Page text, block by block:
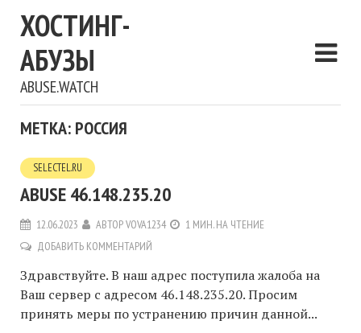
ХОСТИНГ-
АБУЗЫ
ABUSE.WATCH
МЕТКА: РОССИЯ
SELECTEL.RU
ABUSE 46.148.235.20
12.06.2023 АВТОРVOVA1234
1 МИН. НА ЧТЕНИЕ
ДОБАВИТЬ КОММЕНТАРИЙ
Здравствуйте. В наш адрес поступила жалоба на
Ваш сервер с адресом 46.148.235.20. Просим
принять меры по устранению причин данной...